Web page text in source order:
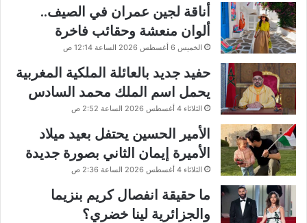
أناقة لجين عمران في الصيف..
ألوان منعشة وحقائب فاخرة
الخميس 6 أغسطس 2026 الساعة 12:14 ص
حفيد جديد بالعائلة الملكية المغربية
يحمل اسم الملك محمد السادس
الثلاثاء 4 أغسطس 2026 الساعة 2:52 ص
الأمير الحسين يحتفل بعيد ميلاد
الأميرة إيمان الثاني بصورة جديدة
الثلاثاء 4 أغسطس 2026 الساعة 2:36 ص
ما حقيقة انفصال كريم بنزيما
والجزائرية لينا خضري؟